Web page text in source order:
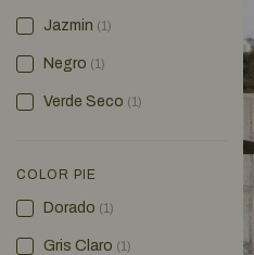
Jazmin (1)
Negro (1)
Verde Seco (1)
COLOR PIE
Dorado (1)
Gris Claro (1)